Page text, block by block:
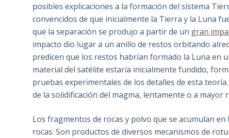
posibles explicaciones a la formación del sistema
convencidos de que inicialmente la Tierra y la Luna
que la separación se produjo a partir de un gran
impacto dio lugar a un anillo de restos orbitando
predicen que los restos habrían formado la Luna en
material del satélite estaría inicialmente fundido,
pruebas experimentales de los detalles de esta
de la solidificación del magma, lentamente o a mayor
Los fragmentos de rocas y polvo que se acumulan
rocas. Son productos de diversos mecanismos de